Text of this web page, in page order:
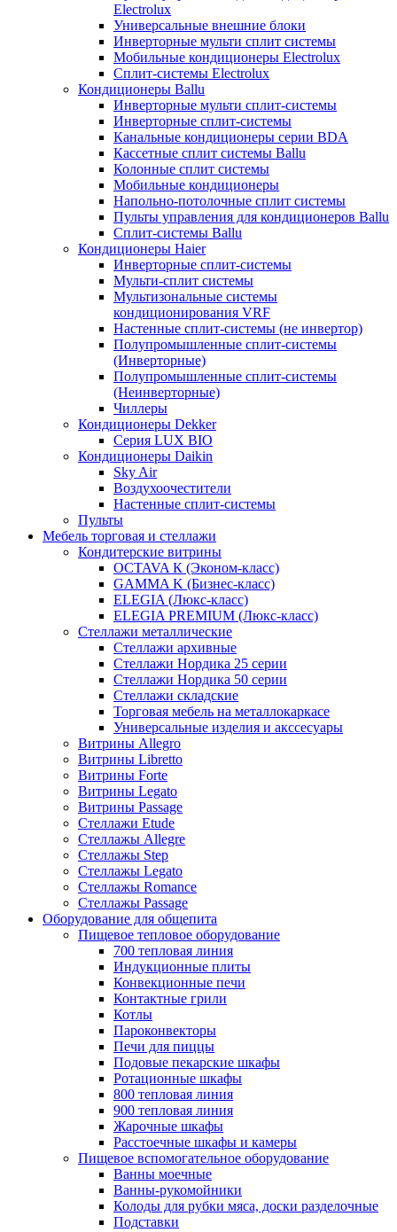
Electrolux
Универсальные внешние блоки
Инверторные мульти сплит системы
Мобильные кондиционеры Electrolux
Сплит-системы Electrolux
Кондиционеры Ballu
Инверторные мульти сплит-системы
Инверторные сплит-системы
Канальные кондиционеры серии BDA
Кассетные сплит системы Ballu
Колонные сплит системы
Мобильные кондиционеры
Напольно-потолочные сплит системы
Пульты управления для кондиционеров Ballu
Сплит-системы Ballu
Кондиционеры Haier
Инверторные сплит-системы
Мульти-сплит системы
Мультизональные системы
кондиционирования VRF
Настенные сплит-системы (не инвертор)
Полупромышленные сплит-системы
(Инверторные)
Полупромышленные сплит-системы
(Неинверторные)
Чиллеры
Кондиционеры Dekker
Серия LUX BIO
Кондиционеры Daikin
Sky Air
Воздухоочестители
Настенные сплит-системы
Пульты
Мебель торговая и стеллажи
Кондитерские витрины
OCTAVA К (Эконом-класс)
GAMMA K (Бизнес-класс)
ELEGIA (Люкс-класс)
ELEGIA PREMIUM (Люкс-класс)
Стеллажи металлические
Стеллажи архивные
Стеллажи Нордика 25 серии
Стеллажи Нордика 50 серии
Стеллажи складские
Торговая мебель на металлокаркасе
Универсальные изделия и акссесуары
Витрины Allegro
Витрины Libretto
Витрины Forte
Витрины Legato
Витрины Passage
Стеллажи Etude
Стеллажы Allegre
Стеллажы Step
Стеллажы Legato
Стеллажы Romance
Стеллажы Passage
Оборудование для общепита
Пищевое тепловое оборудование
700 тепловая линия
Индукционные плиты
Конвекционные печи
Контактные грили
Котлы
Пароконвекторы
Печи для пиццы
Подовые пекарские шкафы
Ротационные шкафы
800 тепловая линия
900 тепловая линия
Жарочные шкафы
Расстоечные шкафы и камеры
Пищевое вспомогательное оборудование
Ванны моечные
Ванны-рукомойники
Колоды для рубки мяса, доски разделочные
Подставки